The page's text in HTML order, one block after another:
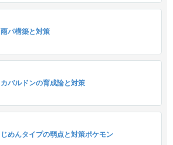
雨パ構築と対策
カバルドンの育成論と対策
じめんタイプの弱点と対策ポケモン